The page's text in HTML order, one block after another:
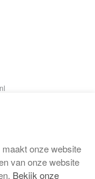
onze website
van onze website
Bekijk onze